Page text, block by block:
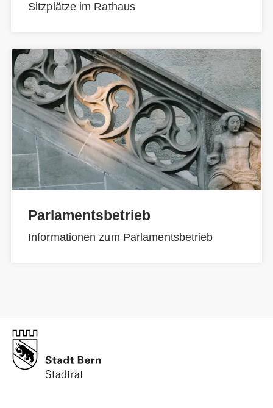
Sitzplätze im Rathaus
Parlamentsbetrieb
Informationen zum Parlamentsbetrieb